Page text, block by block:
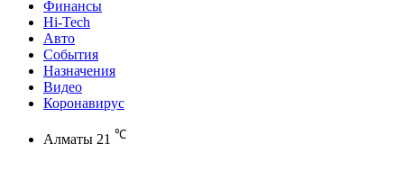
Финансы
Hi-Tech
Авто
События
Назначения
Видео
Коронавирус
Алматы 21 ℃